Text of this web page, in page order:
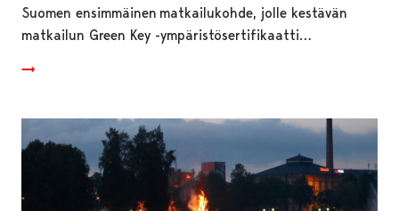
Suomen ensimmäinen matkailukohde, jolle kestävän
matkailun Green Key -ympäristösertifikaatti…